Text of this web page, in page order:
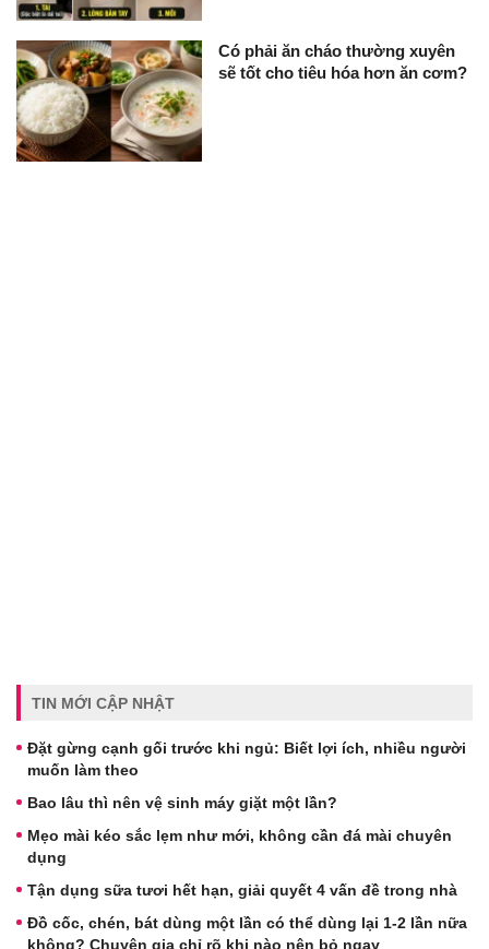
Có phải ăn cháo thường xuyên
sẽ tốt cho tiêu hóa hơn ăn cơm?
TIN MỚI CẬP NHẬT
Đặt gừng cạnh gối trước khi ngủ: Biết lợi ích, nhiều người
muốn làm theo
Bao lâu thì nên vệ sinh máy giặt một lần?
Mẹo mài kéo sắc lẹm như mới, không cần đá mài chuyên
dụng
Tận dụng sữa tươi hết hạn, giải quyết 4 vấn đề trong nhà
Đồ cốc, chén, bát dùng một lần có thể dùng lại 1-2 lần nữa
không? Chuyên gia chỉ rõ khi nào nên bỏ ngay